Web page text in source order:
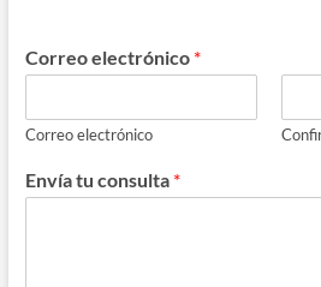
Correo electrónico *
Correo electrónico
Envía tu consulta *